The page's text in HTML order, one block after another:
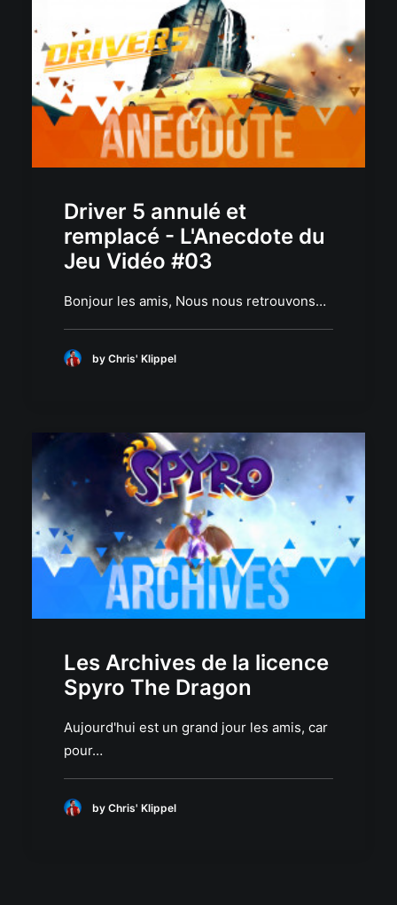
Driver 5 annulé et
remplacé - L'Anecdote du
Jeu Vidéo #03
Bonjour les amis, Nous nous retrouvons…
by Chris' Klippel
Les Archives de la licence
Spyro The Dragon
Aujourd'hui est un grand jour les amis, car
pour…
by Chris' Klippel